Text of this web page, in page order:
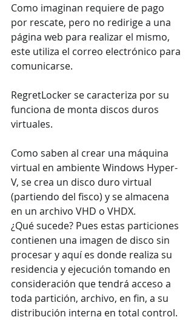
Como imaginan requiere de pago
por rescate, pero no redirige a una
página web para realizar el mismo,
este utiliza el correo electrónico para
comunicarse.
RegretLocker se caracteriza por su
funciona de monta discos duros
virtuales.
Como saben al crear una máquina
virtual en ambiente Windows Hyper-
V, se crea un disco duro virtual
(partiendo del fisco) y se almacena
en un archivo VHD o VHDX.
¿Qué sucede? Pues estas particiones
contienen una imagen de disco sin
procesar y aquí es donde realiza su
residencia y ejecución tomando en
consideración que tendrá acceso a
toda partición, archivo, en fin, a su
distribución interna en total control.